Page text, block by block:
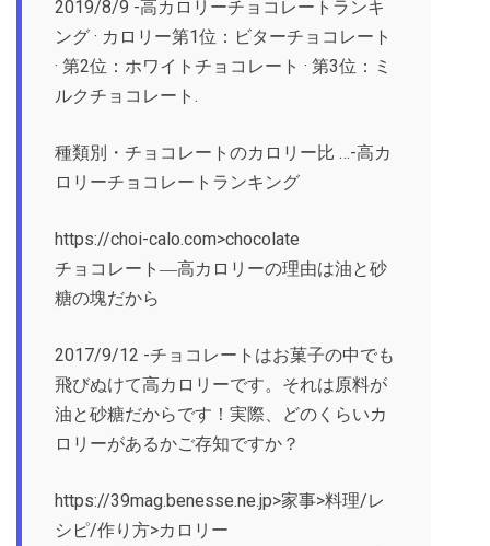
2019/8/9 -高カロリーチョコレートランキ
ング · カロリー第1位：ビターチョコレート
· 第2位：ホワイトチョコレート · 第3位：ミ
ルクチョコレート.
種類別・チョコレートのカロリー比 …-高カ
ロリーチョコレートランキング
https://choi-calo.com>chocolate
チョコレート―高カロリーの理由は油と砂
糖の塊だから
2017/9/12 -チョコレートはお菓子の中でも
飛びぬけて高カロリーです。それは原料が
油と砂糖だからです！実際、どのくらいカ
ロリーがあるかご存知ですか？
https://39mag.benesse.ne.jp>家事>料理/レ
シピ/作り方>カロリー